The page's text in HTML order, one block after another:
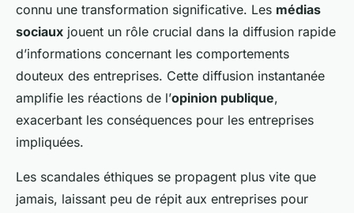
connu une transformation significative. Les médias
sociaux jouent un rôle crucial dans la diffusion rapide
d’informations concernant les comportements
douteux des entreprises. Cette diffusion instantanée
amplifie les réactions de l’opinion publique,
exacerbant les conséquences pour les entreprises
impliquées.
Les scandales éthiques se propagent plus vite que
jamais, laissant peu de répit aux entreprises pour